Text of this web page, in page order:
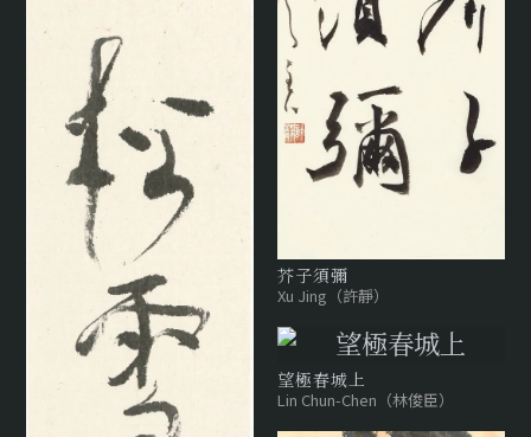
芥子須彌
Xu Jing（許靜）
望極春城上
Lin Chun-Chen（林俊臣）